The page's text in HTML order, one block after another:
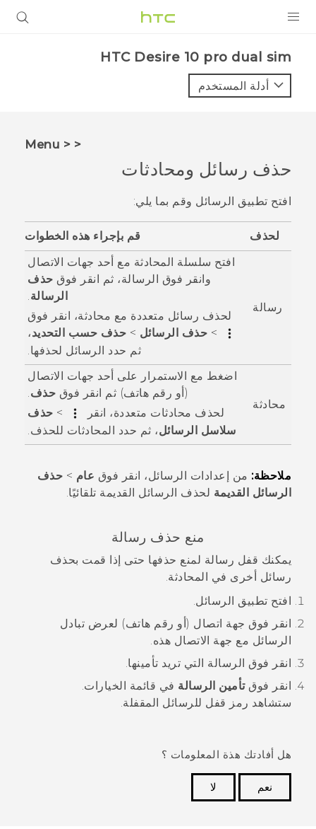
VIVE
VIVERSE
البرامج + التطبيقات
الدعم
HTC Desire 10 pro dual sim‎
أدلة المستخدم
< < Menu
حذف رسائل ومحادثات
افتح تطبيق الرسائل وقم بما يلي:
لحذف قم بإجراء هذه الخطوات
رسالة
افتح سلسلة المحادثة مع أحد جهات الاتصال
وانقر فوق الرسالة، ثم انقر فوق حذف
الرسالة.
لحذف رسائل متعددة مع محادثة، انقر فوق
> حذف الرسائل > حذف حسب التحديد،
ثم حدد الرسائل لحذفها.
محادثة
اضغط مع الاستمرار على أحد جهات الاتصال
(أو رقم هاتف) ثم انقر فوق حذف.
لحذف محادثات متعددة، انقر
> حذف
سلاسل الرسائل، ثم حدد المحادثات للحذف.
ملاحظة: من إعدادات الرسائل، انقر فوق عام > حذف
الرسائل القديمة لحذف الرسائل القديمة تلقائيًا.
منع حذف رسالة
يمكنك قفل رسالة لمنع حذفها حتى إذا قمت بحذف
رسائل أخرى في المحادثة.
افتح تطبيق الرسائل.
انقر فوق جهة اتصال (أو رقم هاتف) لعرض تبادل
الرسائل مع جهة الاتصال هذه.
انقر فوق الرسالة التي تريد تأمينها.
انقر فوقتأمين الرسالة في قائمة الخيارات.
ستشاهد رمز قفل للرسائل المقفلة.
هل أفادتك هذة المعلومات ؟
نعم
لا